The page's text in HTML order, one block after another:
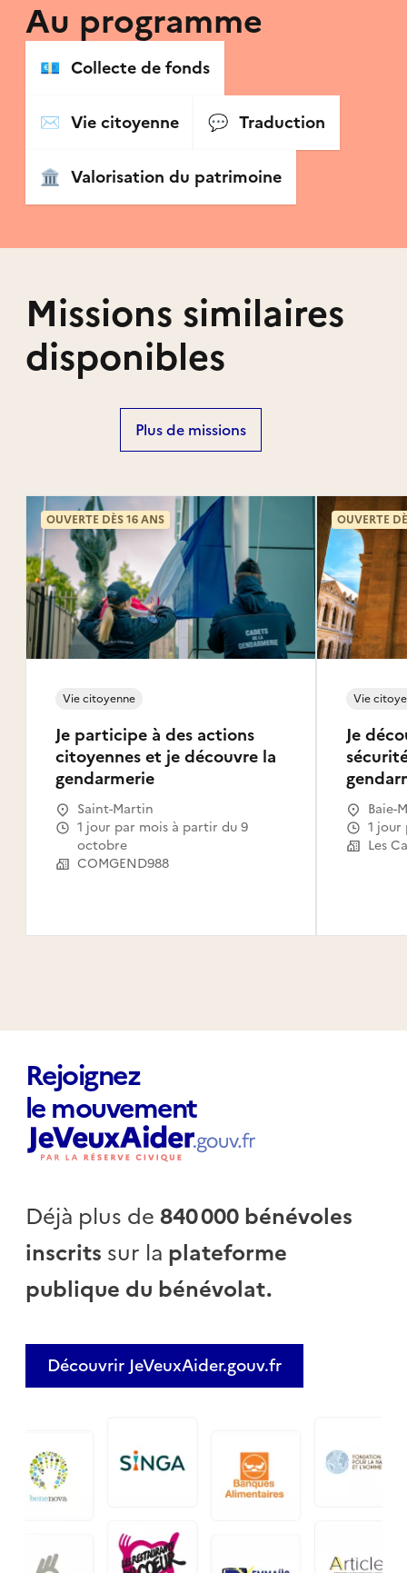
Au programme
💶 Collecte de fonds
✉️ Vie citoyenne 💬 Traduction
🏛 Valorisation du patrimoine
Missions similaires
disponibles
Plus de missions
Je participe à des actions
citoyennes et je découvre la
gendarmerie
Vie citoyenne
Saint-Martin
1 jour par mois à partir du 9
octobre
COMGEND988
OUVERTE DÈS 16 ANS
Je
Vie
Baie-
1
OUVERTE
Rejoignez
le mouvement
Déjà plus de840 000 bénévoles
inscrits sur la plateforme
publique du bénévolat.
Découvrir JeVeuxAider.gouv.fr